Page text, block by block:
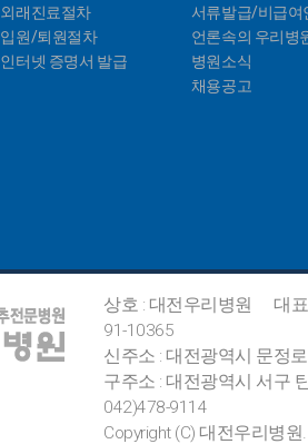
외래진료절차
입원/퇴원절차
인터넷 증명서 발급
서류발급/비급여
언론속의 우리병
병원소식
채용공고
상호 : 대전우리병원
대
91-10365
신주소 : 대전광역시 문정
구주소 : 대전광역시 서구
042)478-9114
Copyright (C) 대전우리병원